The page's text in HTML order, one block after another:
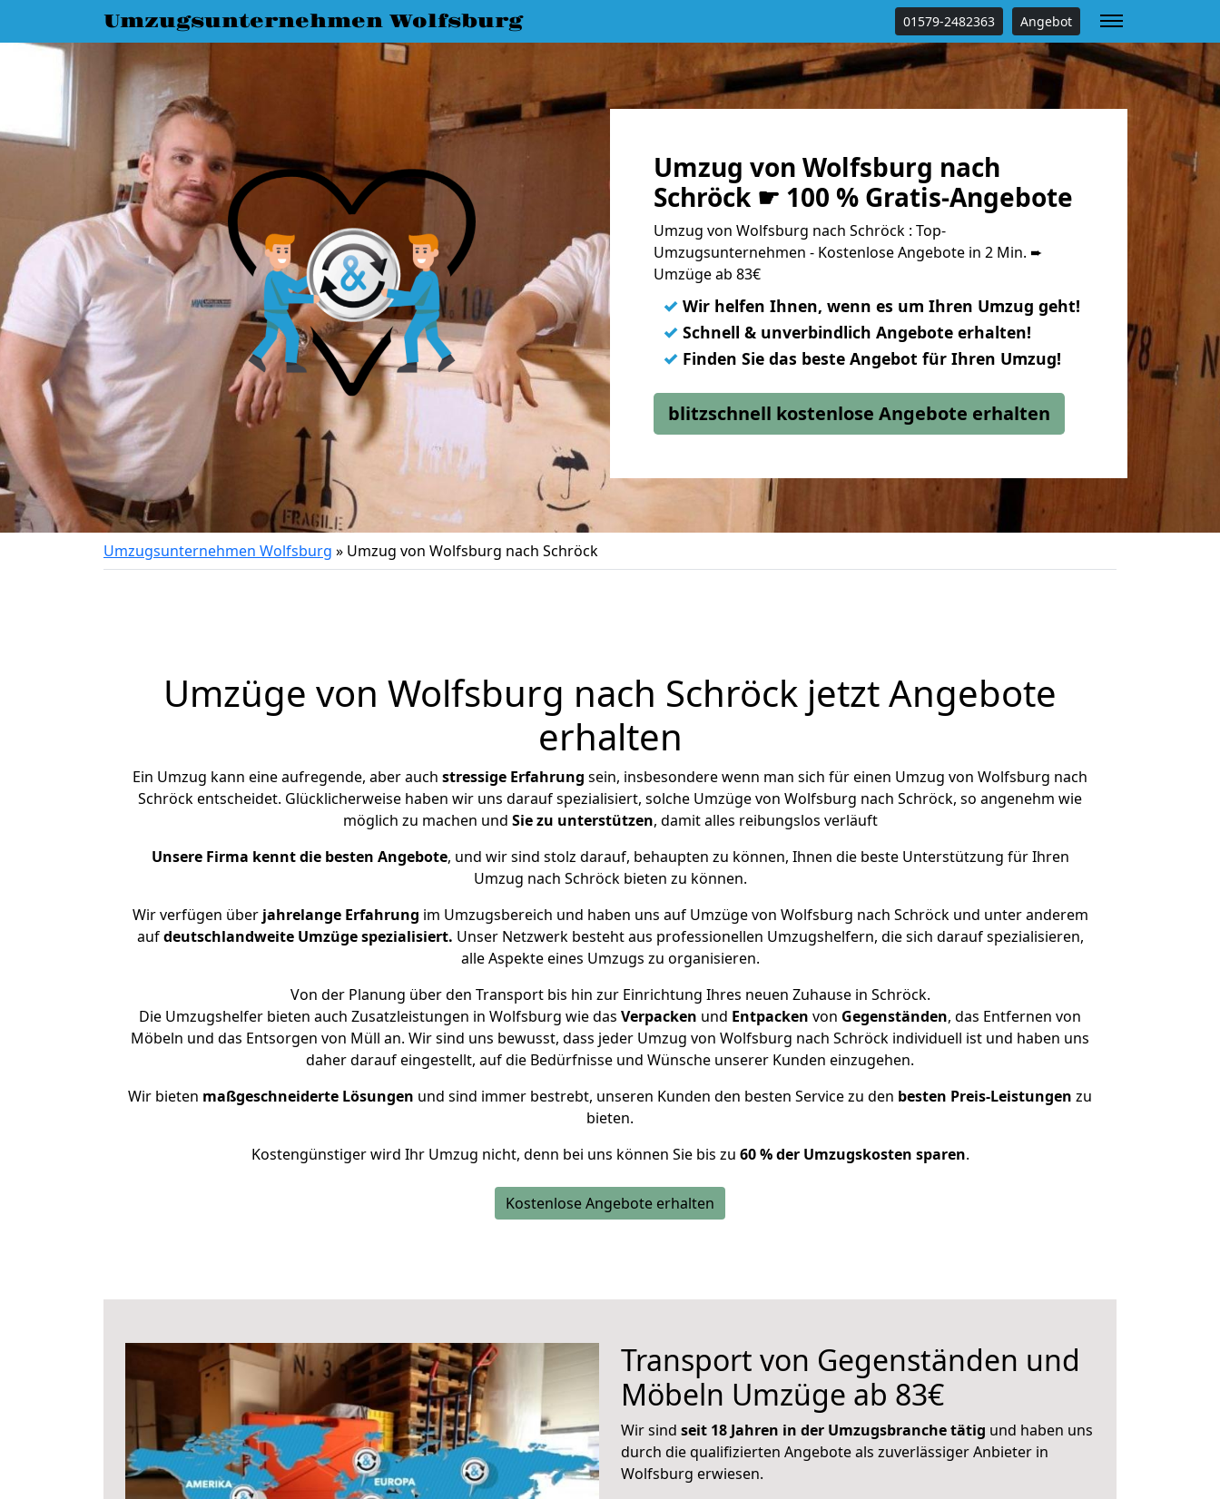
Umzugsunternehmen Wolfsburg 01579-2482363 Angebot
Umzug von Wolfsburg nach
Schröck ☛ 100 % Gratis-Angebote
Umzug von Wolfsburg nach Schröck : Top-
Umzugsunternehmen - Kostenlose Angebote in 2 Min. ➨
Umzüge ab 83€
✓ Wir helfen Ihnen, wenn es um Ihren Umzug geht!
✓ Schnell & unverbindlich Angebote erhalten!
✓ Finden Sie das beste Angebot für Ihren Umzug!
blitzschnell kostenlose Angebote erhalten
Umzugsunternehmen Wolfsburg » Umzug von Wolfsburg nach Schröck
Umzüge von Wolfsburg nach Schröck jetzt Angebote
erhalten
Ein Umzug kann eine aufregende, aber auch stressige Erfahrung sein, insbesondere wenn man sich für einen Umzug von Wolfsburg nach
Schröck entscheidet. Glücklicherweise haben wir uns darauf spezialisiert, solche Umzüge von Wolfsburg nach Schröck, so angenehm wie
möglich zu machen und Sie zu unterstützen, damit alles reibungslos verläuft
Unsere Firma kennt die besten Angebote, und wir sind stolz darauf, behaupten zu können, Ihnen die beste Unterstützung für Ihren
Umzug nach Schröck bieten zu können.
Wir verfügen überjahrelange Erfahrung im Umzugsbereich und haben uns auf Umzüge von Wolfsburg nach Schröck und unter anderem
aufdeutschlandweite Umzüge spezialisiert. Unser Netzwerk besteht aus professionellen Umzugshelfern, die sich darauf spezialisieren,
alle Aspekte eines Umzugs zu organisieren.
Von der Planung über den Transport bis hin zur Einrichtung Ihres neuen Zuhause in Schröck.
Die Umzugshelfer bieten auch Zusatzleistungen in Wolfsburg wie das Verpacken und Entpacken von Gegenständen, das Entfernen von
Möbeln und das Entsorgen von Müll an. Wir sind uns bewusst, dass jeder Umzug von Wolfsburg nach Schröck individuell ist und haben uns
daher darauf eingestellt, auf die Bedürfnisse und Wünsche unserer Kunden einzugehen.
Wir bieten maßgeschneiderte Lösungen und sind immer bestrebt, unseren Kunden den besten Service zu den besten Preis-Leistungen zu
bieten.
Kostengünstiger wird Ihr Umzug nicht, denn bei uns können Sie bis zu 60 % der Umzugskosten sparen.
Kostenlose Angebote erhalten
Transport von Gegenständen und
Möbeln Umzüge ab 83€
Wir sind seit 18 Jahren in der Umzugsbranche tätig und haben uns
durch die qualifizierten Angebote als zuverlässiger Anbieter in
Wolfsburg erwiesen.